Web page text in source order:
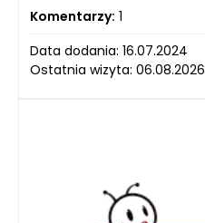
Komentarzy: 1
Data dodania: 16.07.2024
Ostatnia wizyta: 06.08.2026